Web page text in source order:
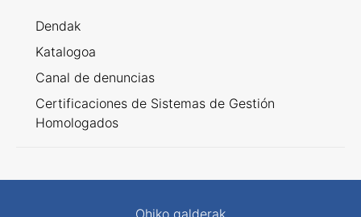
Dendak
Katalogoa
Canal de denuncias
Certificaciones de Sistemas de Gestión
Homologados